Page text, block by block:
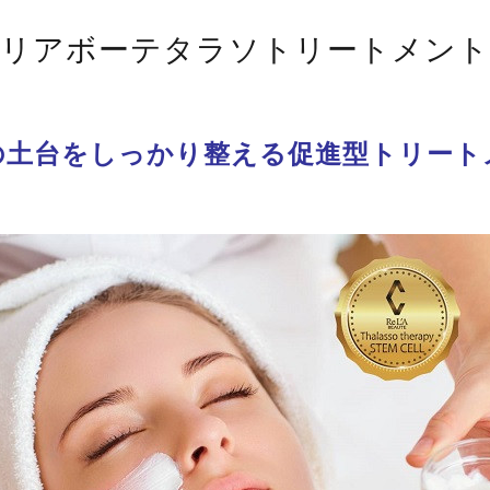
リアボーテタラソトリートメント
台をしっかり整える促進型トリー